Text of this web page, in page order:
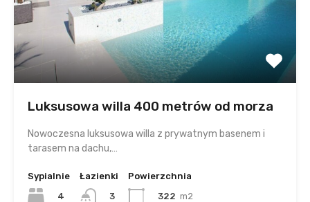
Luksusowa willa 400 metrów od morza
Nowoczesna luksusowa willa z prywatnym basenem i
tarasem na dachu,…
Sypialnie
4
Łazienki
3
Powierzchnia
322 m2